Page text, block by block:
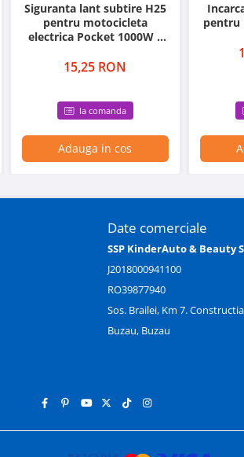
Siguranta lant subtire H25
pentru motocicleta
electrica Pocket 1000W /
15,25 RON
la comanda
Adauga in cos
pentru
Date comerciale
SSP KinderAuto & Beauty
J2018000941100
RO39877940
Sos. Brailei, Km 7.
Buzau, Buzau